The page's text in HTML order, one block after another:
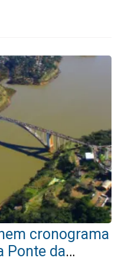
cronograma
Ponte da